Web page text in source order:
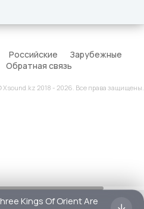
Российские
Зарубежные
Обратная связь
Xsound.kz 2018 - 2026. Все права защищены.
Kings Of Orient Are